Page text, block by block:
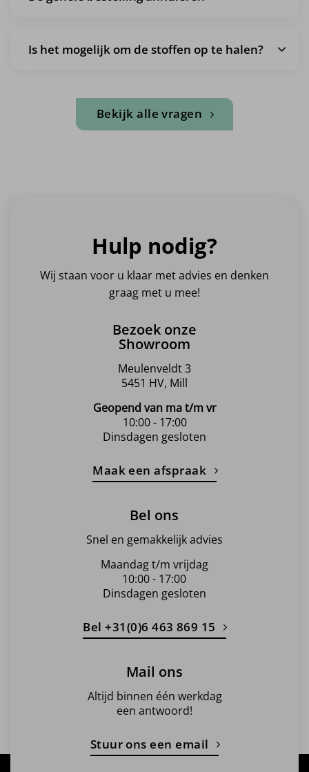
Is het mogelijk om de stoffen op te halen?
Bekijk alle vragen
Hulp nodig?
Wij staan voor u klaar met advies en denken
graag met u mee!
Bezoek onze
Showroom
Meulenveldt 3
5451 HV, Mill
Geopend van ma t/m vr
10:00 - 17:00
Dinsdagen gesloten
Maak een afspraak
Bel ons
Snel en gemakkelijk advies
Maandag t/m vrijdag
10:00 - 17:00
Dinsdagen gesloten
Bel +31(0)6 463 869 15
Mail ons
Altijd binnen één werkdag
een antwoord!
Stuur ons een email